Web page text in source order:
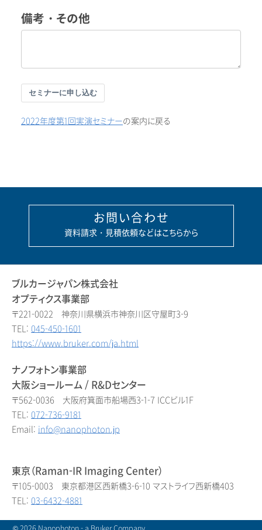
備考・その他
セミナーに申し込む
2022年度第1回実演セミナーの案内に戻る
お問い合わせ
資料請求・見積依頼などはこちらから
ブルカージャパン株式会社
オプティクス事業部
〒221-0022 神奈川県横浜市神奈川区守屋町3-9
TEL: 045-450-1601
https://www.bruker.com/ja.html
ナノフォトン事業部
大阪ショールーム / R&Dセンター
〒562-0036 大阪府箕面市船場西3-1-7 ICCビル1F
TEL: 072-736-9181
Email: info@nanophoton.jp
東京（Raman-IR Imaging Center）
〒105-0003 東京都港区西新橋3-6-10 マストライフ西新橋403
TEL: 03-6432-4881